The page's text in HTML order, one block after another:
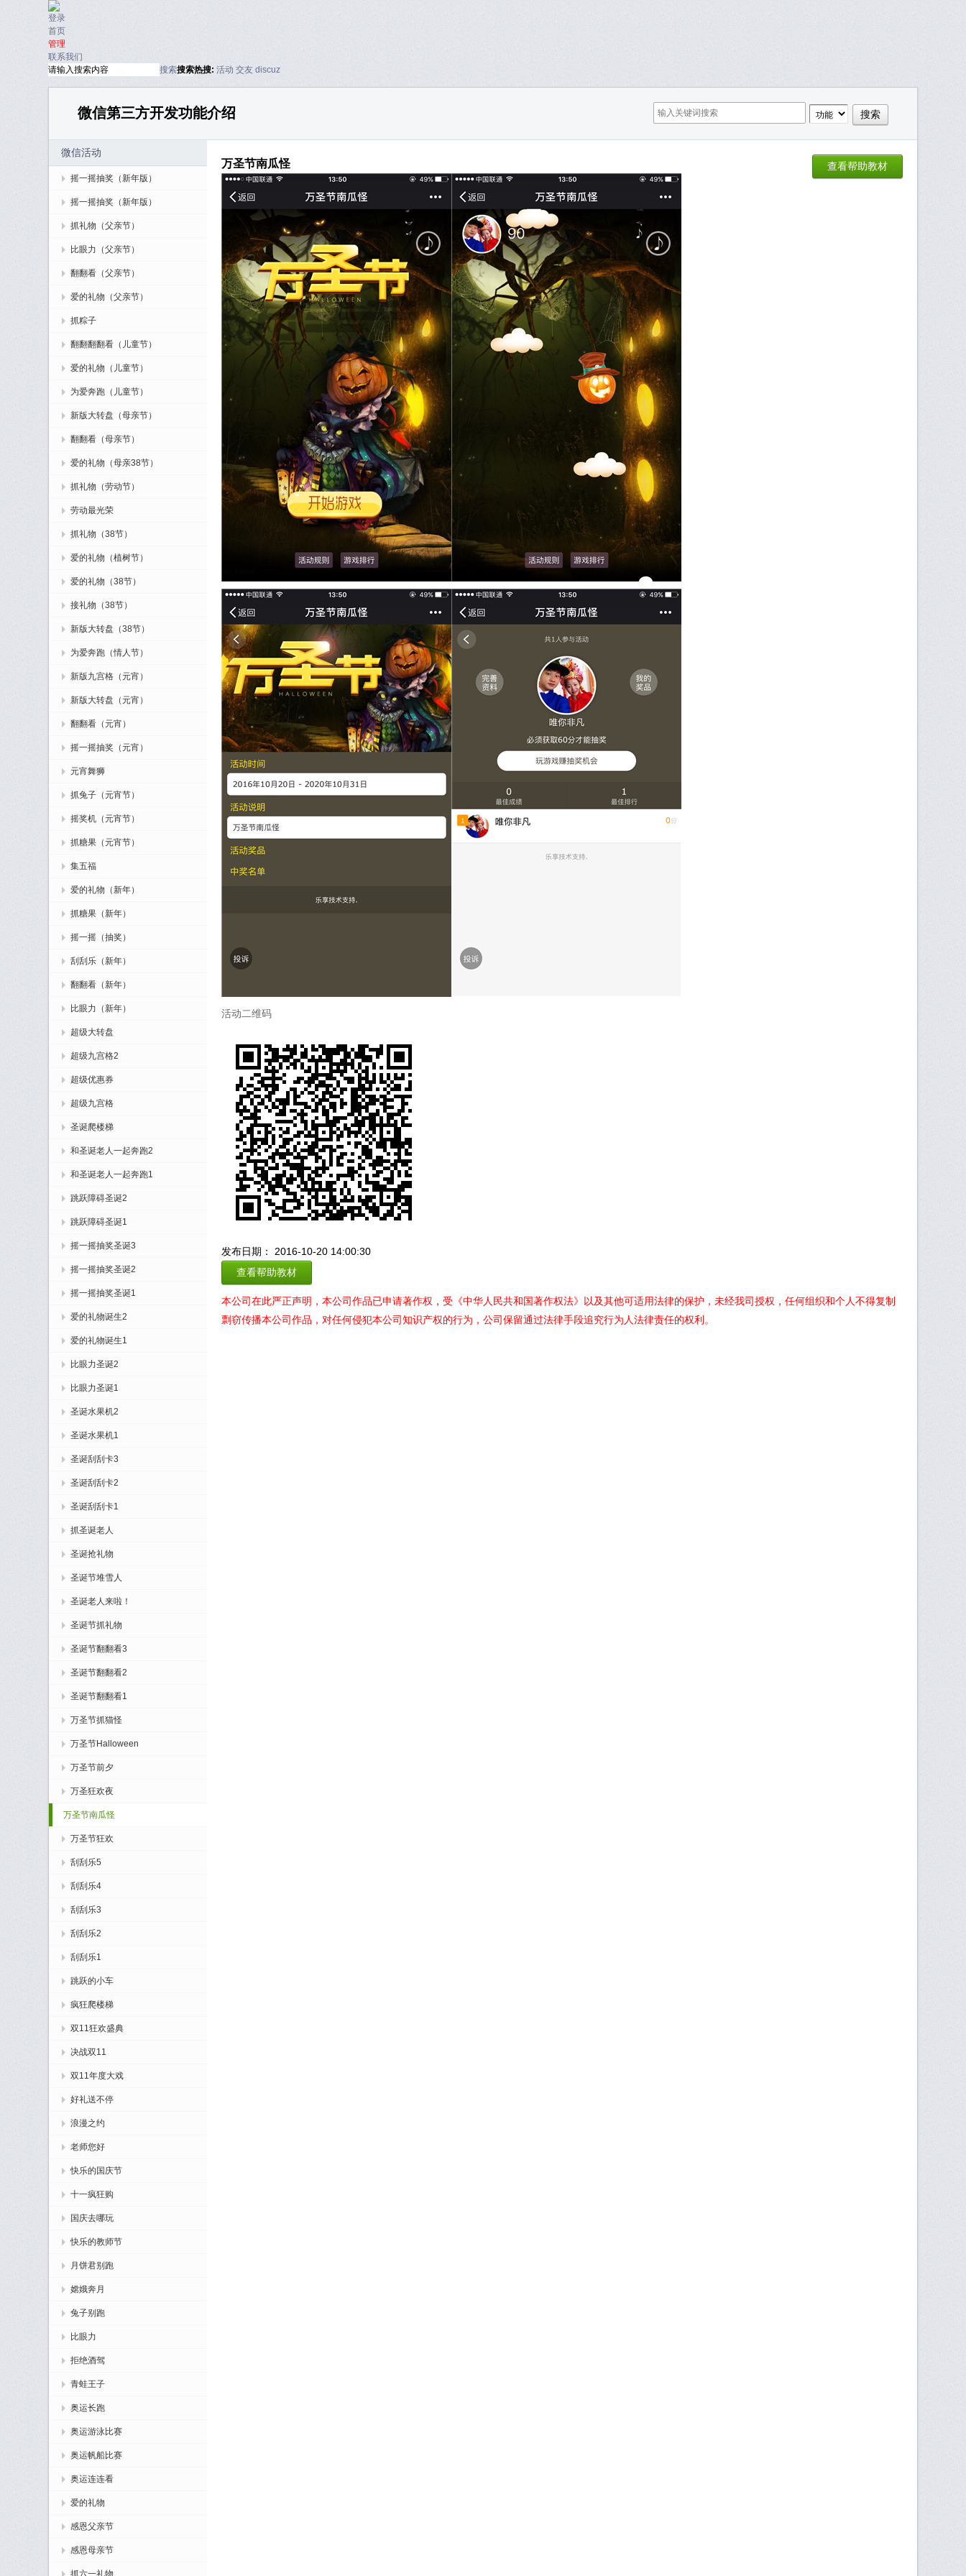
登录
首页
管理
联系我们
搜索搜索热搜: 活动 交友 discuz
微信第三方开发功能介绍
微信活动
摇一摇抽奖（新年版）
摇一摇抽奖（新年版）
抓礼物（父亲节）
比眼力（父亲节）
翻翻看（父亲节）
爱的礼物（父亲节）
抓粽子
翻翻翻翻看（儿童节）
爱的礼物（儿童节）
为爱奔跑（儿童节）
新版大转盘（母亲节）
翻翻看（母亲节）
爱的礼物（母亲38节）
抓礼物（劳动节）
劳动最光荣
抓礼物（38节）
爱的礼物（植树节）
爱的礼物（38节）
接礼物（38节）
新版大转盘（38节）
为爱奔跑（情人节）
新版九宫格（元宵）
新版大转盘（元宵）
翻翻看（元宵）
摇一摇抽奖（元宵）
元宵舞狮
抓兔子（元宵节）
摇奖机（元宵节）
抓糖果（元宵节）
集五福
爱的礼物（新年）
抓糖果（新年）
摇一摇（抽奖）
刮刮乐（新年）
翻翻看（新年）
比眼力（新年）
超级大转盘
超级九宫格2
超级优惠券
超级九宫格
圣诞爬楼梯
和圣诞老人一起奔跑2
和圣诞老人一起奔跑1
跳跃障碍圣诞2
跳跃障碍圣诞1
摇一摇抽奖圣诞3
摇一摇抽奖圣诞2
摇一摇抽奖圣诞1
爱的礼物诞生2
爱的礼物诞生1
比眼力圣诞2
比眼力圣诞1
圣诞水果机2
圣诞水果机1
圣诞刮刮卡3
圣诞刮刮卡2
圣诞刮刮卡1
抓圣诞老人
圣诞抢礼物
圣诞节堆雪人
圣诞老人来啦！
圣诞节抓礼物
圣诞节翻翻看3
圣诞节翻翻看2
圣诞节翻翻看1
万圣节抓猫怪
万圣节Halloween
万圣节前夕
万圣狂欢夜
万圣节南瓜怪
万圣节狂欢
刮刮乐5
刮刮乐4
刮刮乐3
刮刮乐2
刮刮乐1
跳跃的小车
疯狂爬楼梯
双11狂欢盛典
决战双11
双11年度大戏
好礼送不停
浪漫之约
老师您好
快乐的国庆节
十一疯狂购
国庆去哪玩
快乐的教师节
月饼君别跑
嫦娥奔月
兔子别跑
比眼力
拒绝酒驾
青蛙王子
奥运长跑
奥运游泳比赛
奥运帆船比赛
奥运连连看
爱的礼物
感恩父亲节
感恩母亲节
抓六一礼物
查看帮助教材
万圣节南瓜怪
活动二维码
发布日期： 2016-10-20 14:00:30
查看帮助教材
本公司在此严正声明，本公司作品已申请著作权，受《中华人民共和国著作权法》以及其他可适用法律的保护，未经我司授权，任何组织和个人不得复制
剽窃传播本公司作品，对任何侵犯本公司知识产权的行为，公司保留通过法律手段追究行为人法律责任的权利。